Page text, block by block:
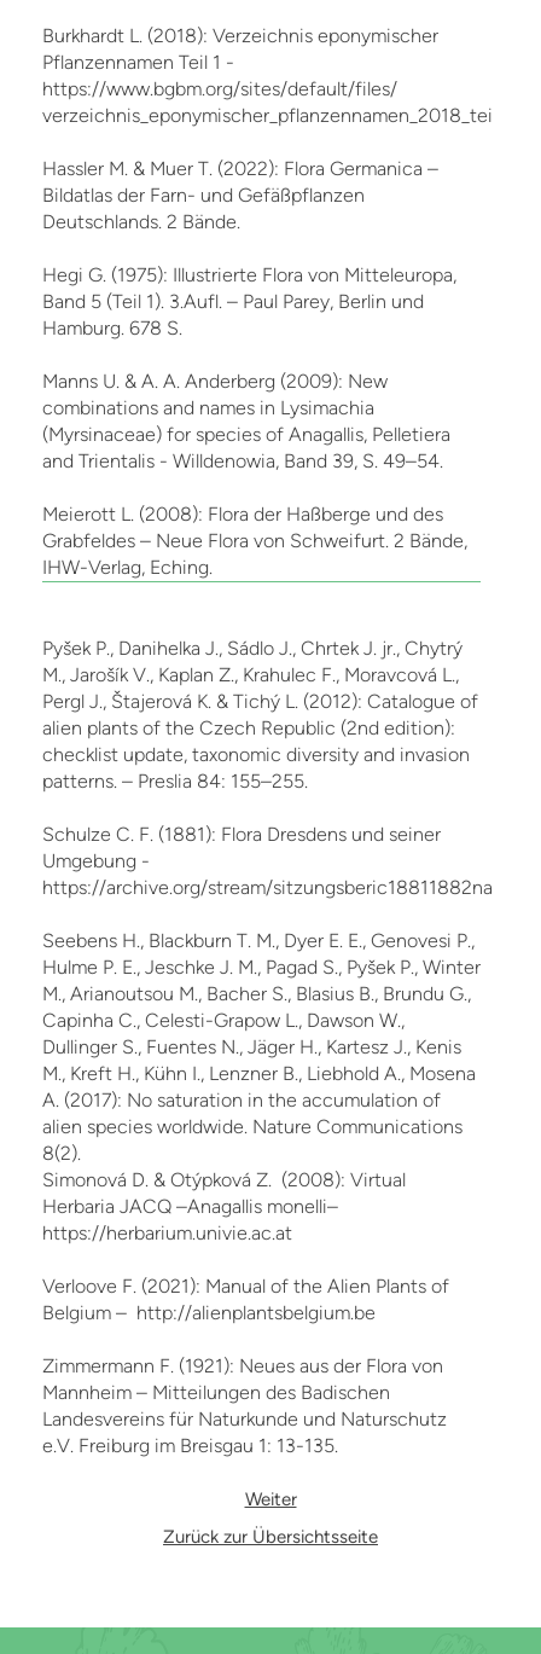
Burkhardt L. (2018): Verzeichnis eponymischer
Pflanzennamen Teil 1 -
https://www.bgbm.org/sites/default/files/
Hassler M. & Muer T. (2022): Flora Germanica –
Bildatlas der Farn- und Gefäßpflanzen
Deutschlands. 2 Bände.
Hegi G. (1975): Illustrierte Flora von Mitteleuropa,
Band 5 (Teil 1). 3.Aufl. – Paul Parey, Berlin und
Hamburg. 678 S.
Manns U. & A. A. Anderberg (2009): New
combinations and names in Lysimachia
(Myrsinaceae) for species of Anagallis, Pelletiera
and Trientalis - Willdenowia, Band 39, S. 49–54.
Meierott L. (2008): Flora der Haßberge und des
Grabfeldes – Neue Flora von Schweifurt. 2 Bände,
IHW-Verlag, Eching.
Pyšek P., Danihelka J., Sádlo J., Chrtek J. jr., Chytrý
M., Jarošík V., Kaplan Z., Krahulec F., Moravcová L.,
Pergl J., Štajerová K. & Tichý L. (2012): Catalogue of
alien plants of the Czech Re­public (2nd edition):
checklist update, taxonomic diversity and invasion
patterns. – Preslia 84: 155–255.
Schulze C. F. (1881): Flora Dresdens und seiner
Umgebung -
https://archive.org/stream/sitzungsberic18811882natu/
Seebens H., Blackburn T. M., Dyer E. E., Genovesi P.,
Hulme P. E., Jeschke J. M., Pagad S., Pyšek P., Winter
M., Arianoutsou M., Bacher S., Blasius B., Brundu G.,
Capinha C., Celesti-Grapow L., Dawson W.,
Dullinger S., Fuentes N., Jäger H., Kartesz J., Kenis
M., Kreft H., Kühn I., Lenzner B., Liebhold A., Mosena
A. (2017): No saturation in the accumulation of
alien species worldwide. Nature Communications
8(2).
Simonová D. & Otýpková Z. (2008): Virtual
Herbaria JACQ –Anagallis monelli–
https://herbarium.univie.ac.at
Verloove F. (2021): Manual of the Alien Plants of
Belgium – http://alienplantsbelgium.be
Zimmermann F. (1921): Neues aus der Flora von
Mannheim – Mitteilungen des Badischen
Landesvereins für Naturkunde und Naturschutz
e.V. Freiburg im Breisgau 1: 13-135.
Weiter
Zurück zur Übersichtsseite